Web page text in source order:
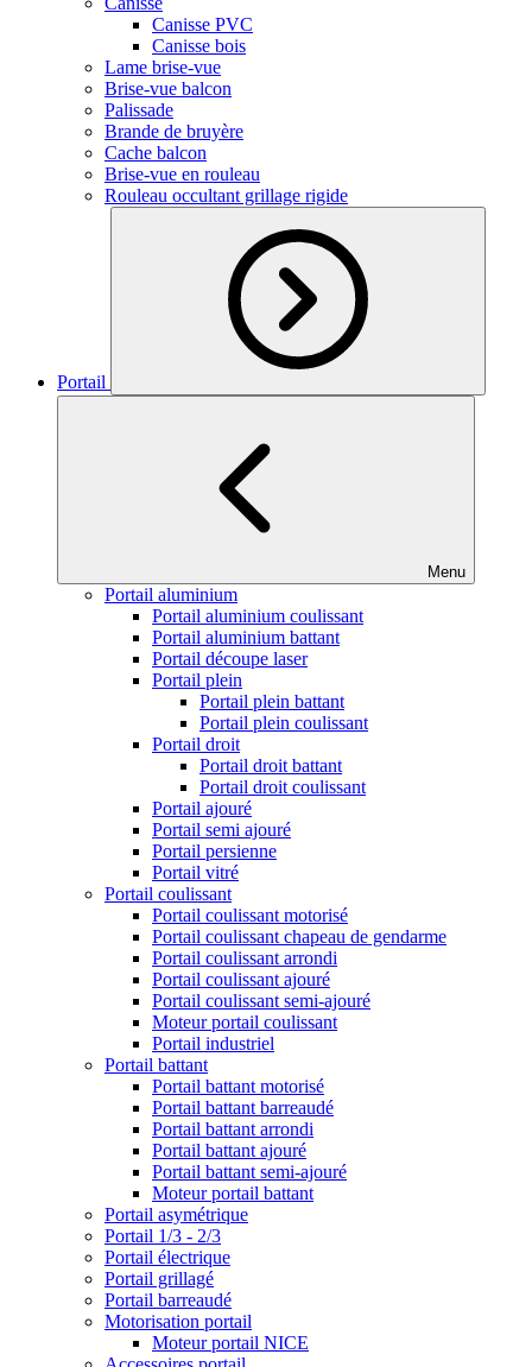
Canisse PVC
Canisse bois
Lame brise-vue
Brise-vue balcon
Palissade
Brande de bruyère
Cache balcon
Brise-vue en rouleau
Rouleau occultant grillage rigide
Portail
Menu
Portail aluminium
Portail aluminium coulissant
Portail aluminium battant
Portail découpe laser
Portail plein
Portail plein battant
Portail plein coulissant
Portail droit
Portail droit battant
Portail droit coulissant
Portail ajouré
Portail semi ajouré
Portail persienne
Portail vitré
Portail coulissant
Portail coulissant motorisé
Portail coulissant chapeau de gendarme
Portail coulissant arrondi
Portail coulissant ajouré
Portail coulissant semi-ajouré
Moteur portail coulissant
Portail industriel
Portail battant
Portail battant motorisé
Portail battant barreaudé
Portail battant arrondi
Portail battant ajouré
Portail battant semi-ajouré
Moteur portail battant
Portail asymétrique
Portail 1/3 - 2/3
Portail électrique
Portail grillagé
Portail barreaudé
Motorisation portail
Moteur portail NICE